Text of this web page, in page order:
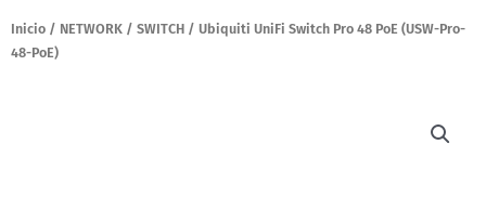
p
k
a
Inicio / NETWORK / SWITCH / Ubiquiti UniFi Switch Pro 48 PoE (USW-Pro-
48-PoE)